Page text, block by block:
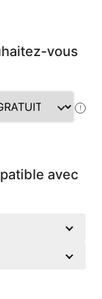
vous
!
avec